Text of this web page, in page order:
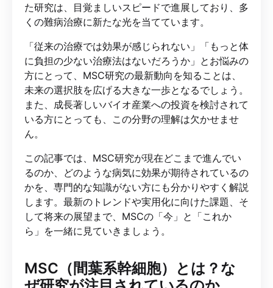
た研究は、目覚ましいスピードで進展しており、多
くの難病治療に新たな光を当てています。
「従来の治療では効果が感じられない」「もっと体
に負担の少ない治療法はないだろうか」とお悩みの
方にとって、MSC研究の最新動向を知ることは、
未来の選択肢を広げる大きな一歩となるでしょう。
また、成長著しいバイオ産業への投資を検討されて
いる方にとっても、この分野の理解は欠かせませ
ん。
この記事では、MSC研究が現在どこまで進んでい
るのか、どのような病気に効果が期待されているの
かを、専門的な知識がない方にも分かりやすく解説
します。最新のトレンドや実用化に向けた課題、そ
して将来の展望まで、MSCの「今」と「これか
ら」を一緒に見ていきましょう。
MSC（間葉系幹細胞）とは？な